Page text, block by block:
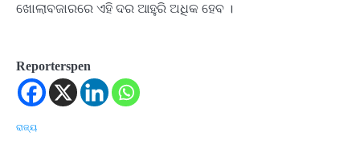
ଖୋଲାବଜାରରେ ଏହି ଦର ଆହୁରି ଅଧିକ ହେବ ।
Reporterspen
ରାଜ୍ୟ